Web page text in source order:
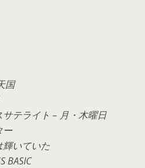
国
サテライト – 月・木曜日
ー
輝いていた
BASIC